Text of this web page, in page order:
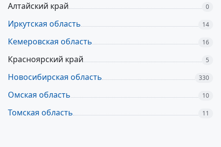
Алтайский край 0
Иркутская область 14
Кемеровская область 16
Красноярский край 5
Новосибирская область 330
Омская область 10
Томская область 11